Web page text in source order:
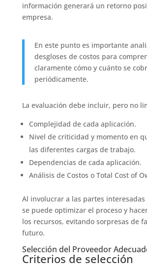
información generará un retorno
empresa.
En este punto es importante
desgloses de costos para
claramente cómo y cuánto se
periódicamente.
La evaluación debe incluir, pero no
Complejidad de cada aplicación.
Nivel de criticidad y momento en
las diferentes cargas de trabajo.
Dependencias de cada aplicación.
Análisis de Costos o Total Cost of
Al involucrar a las partes
se puede optimizar el proceso y
los recursos, evitando sorpresas de
futuro.
Selección del Proveedor
Criterios de selección